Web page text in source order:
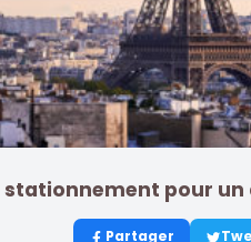
stationnement pour
Partager